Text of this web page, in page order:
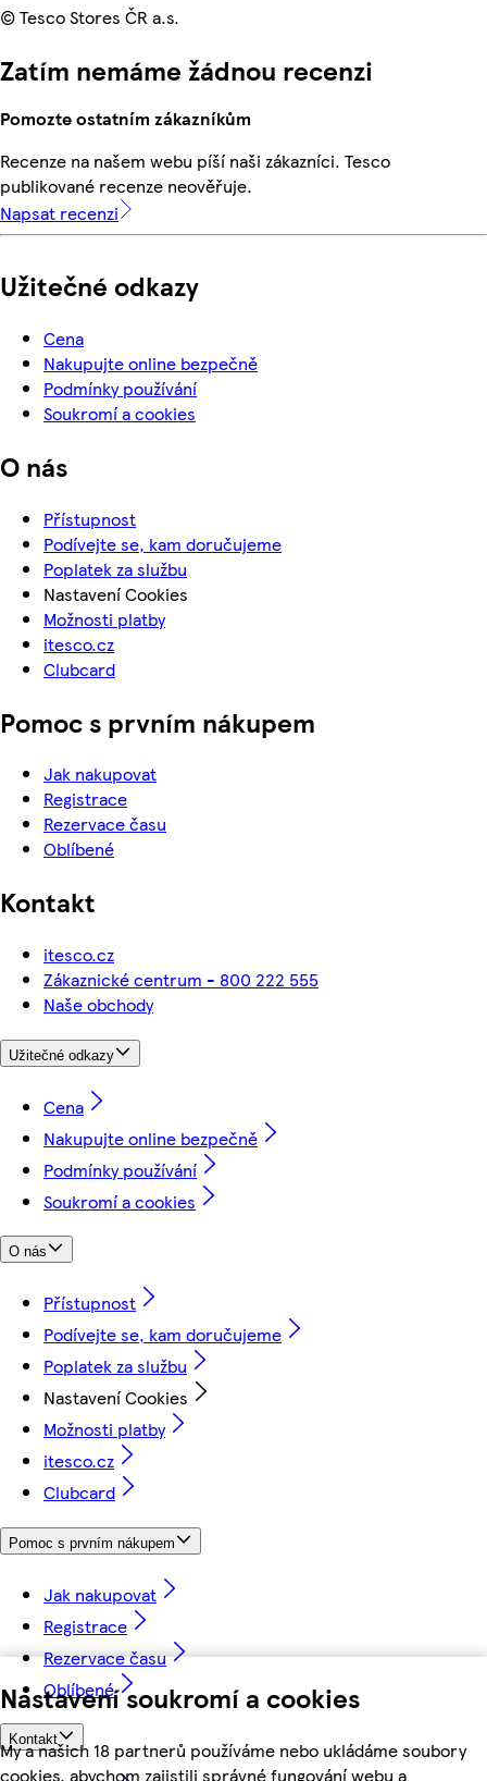
Nastavení soukromí a cookies
My a našich 18 partnerů používáme nebo ukládáme soubory
cookies, abychom zajistili správné fungování webu a
© Tesco Stores ČR a.s.
Zatím nemáme žádnou recenzi
Pomozte ostatním zákazníkům
Recenze na našem webu píší naši zákazníci. Tesco
publikované recenze neověřuje.
Napsat recenzi
Užitečné odkazy
Cena
Nakupujte online bezpečně
Podmínky používání
Soukromí a cookies
O nás
Přístupnost
Podívejte se, kam doručujeme
Poplatek za službu
Nastavení Cookies
Možnosti platby
itesco.cz
Clubcard
Pomoc s prvním nákupem
Jak nakupovat
Registrace
Rezervace času
Oblíbené
Kontakt
itesco.cz
Zákaznické centrum - 800 222 555
Naše obchody
Užitečné odkazy
Cena
Nakupujte online bezpečně
Podmínky používání
Soukromí a cookies
O nás
Přístupnost
Podívejte se, kam doručujeme
Poplatek za službu
Nastavení Cookies
Možnosti platby
itesco.cz
Clubcard
Pomoc s prvním nákupem
Jak nakupovat
Registrace
Rezervace času
Oblíbené
Kontakt